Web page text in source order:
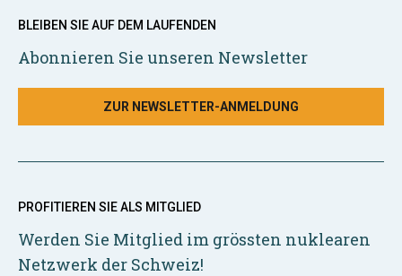
BLEIBEN SIE AUF DEM LAUFENDEN
Abonnieren Sie unseren Newsletter
ZUR NEWSLETTER-ANMELDUNG
PROFITIEREN SIE ALS MITGLIED
Werden Sie Mitglied im grössten nuklearen
Netzwerk der Schweiz!